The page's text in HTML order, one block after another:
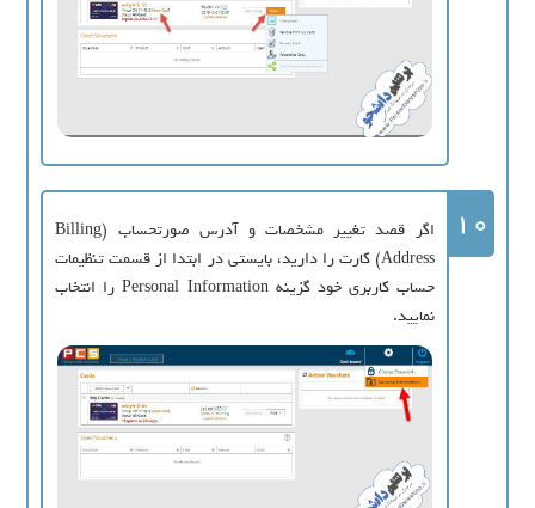
10
اگر قصد تغییر مشخصات و آدرس صورتحساب (Billing
Address) کارت را دارید، بایستی در ابتدا از قسمت تنظیمات
حساب کاربری خود گزینه Personal Information را انتخاب
نمایید.